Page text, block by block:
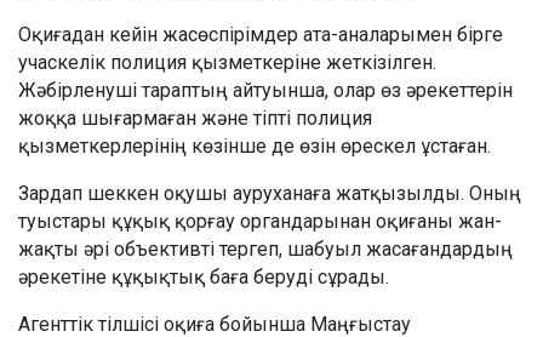
Оқиғадан кейін жасөспірімдер ата-аналарымен бірге
учаскелік полиция қызметкеріне жеткізілген.
Жәбірленуші тараптың айтуынша, олар өз әрекеттерін
жоққа шығармаған және тіпті полиция
қызметкерлерінің көзінше де өзін өрескел ұстаған.
Зардап шеккен оқушы ауруханаға жатқызылды. Оның
туыстары құқық қорғау органдарынан оқиғаны жан-
жақты әрі объективті тергеп, шабуыл жасағандардың
әрекетіне құқықтық баға беруді сұрады.
Агенттік тілшісі оқиға бойынша Маңғыстау